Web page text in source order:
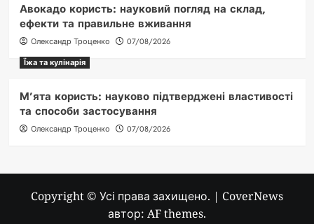
Авокадо користь: науковий погляд на склад,
ефекти та правильне вживання
Олександр Троценко
07/08/2026
Їжа та кулінарія
М’ята користь: науково підтверджені властивості
та способи застосування
Олександр Троценко 07/08/2026
Copyright © Усі права захищено. | CoverNews
автор: AF themes.